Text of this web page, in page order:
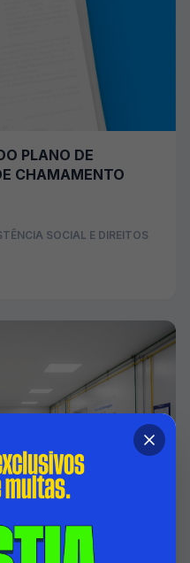
PLANO DE
CHAMAMENTO
SOCIAL E DIREITOS